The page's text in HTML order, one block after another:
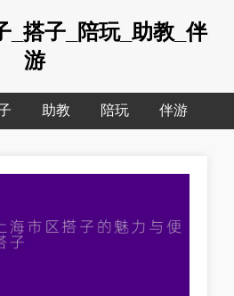
_搭子_陪玩_助教_伴
游
助教 陪玩 伴游